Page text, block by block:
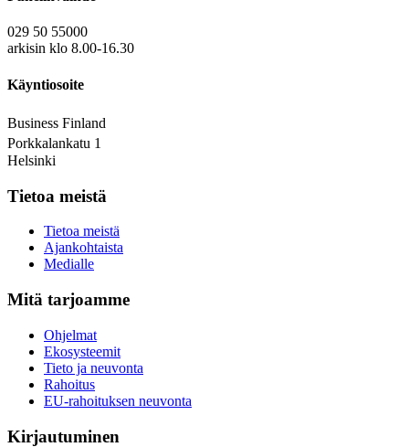
029 50 55000
arkisin klo 8.00-16.30
Käyntiosoite
Business Finland
Porkkalankatu 1
Helsinki
Tietoa meistä
Tietoa meistä
Ajankohtaista
Medialle
Mitä tarjoamme
Ohjelmat
Ekosysteemit
Tieto ja neuvonta
Rahoitus
EU-rahoituksen neuvonta
Kirjautuminen